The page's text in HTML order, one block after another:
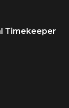
Timekeeper